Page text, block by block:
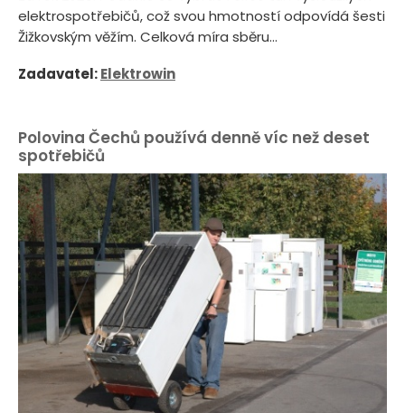
elektrospotřebičů, což svou hmotností odpovídá šesti
Žižkovským věžím. Celková míra sběru...
Zadavatel:Elektrowin
Polovina Čechů používá denně víc než deset
spotřebičů